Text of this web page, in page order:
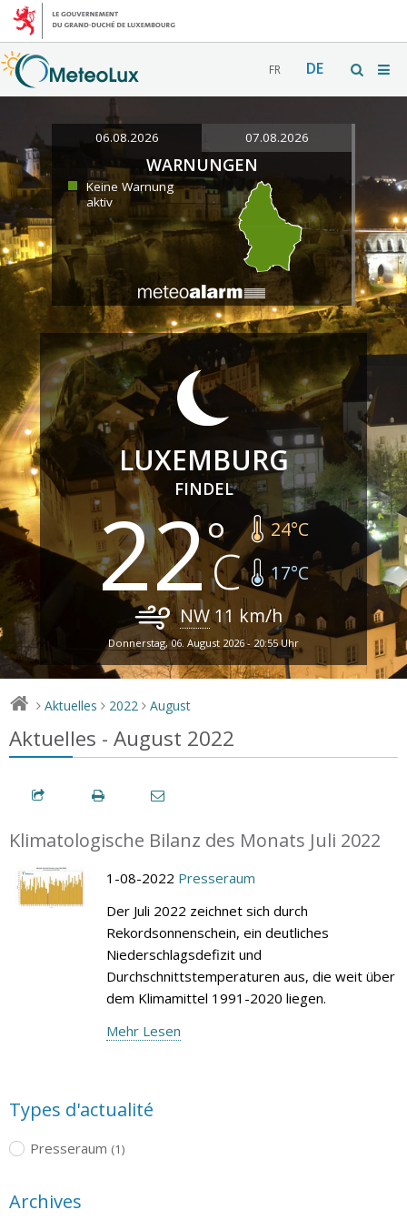
FR DE
06.08.2026 07.08.2026
WARNUNGEN
Keine Warnung
aktiv
LUXEMBURG
FINDEL
22 24°C
17°C
NW11 km/h
Donnerstag, 06. August 2026 - 20:55 Uhr
> Aktuelles > 2022 > August
Aktuelles - August 2022
Klimatologische Bilanz des Monats Juli 2022
1-08-2022 Presseraum
Der Juli 2022 zeichnet sich durch
Rekordsonnenschein, ein deutliches
Niederschlagsdefizit und
Durchschnittstemperaturen aus, die weit über
dem Klimamittel 1991-2020 liegen.
Mehr Lesen
Types d'actualité
Presseraum (1)
Archives